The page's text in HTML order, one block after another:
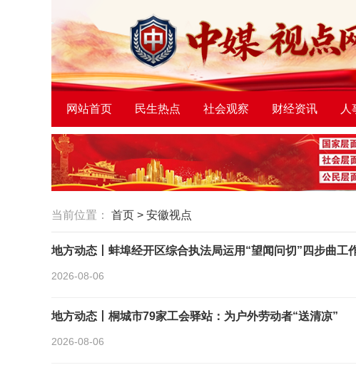
网站首页 民生热点 社会观察 财经资讯 人
当前位置： 首页 > 安徽视点
地方动态丨蚌埠经开区综合执法局运用“望闻问切”四步曲工
2026-08-06
地方动态丨桐城市79家工会驿站：为户外劳动者“送清凉”
2026-08-06